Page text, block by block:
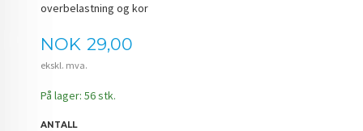
overbelastning og kor
Pris
NOK 29,00
ekskl. mva.
På lager: 56 stk.
ANTALL